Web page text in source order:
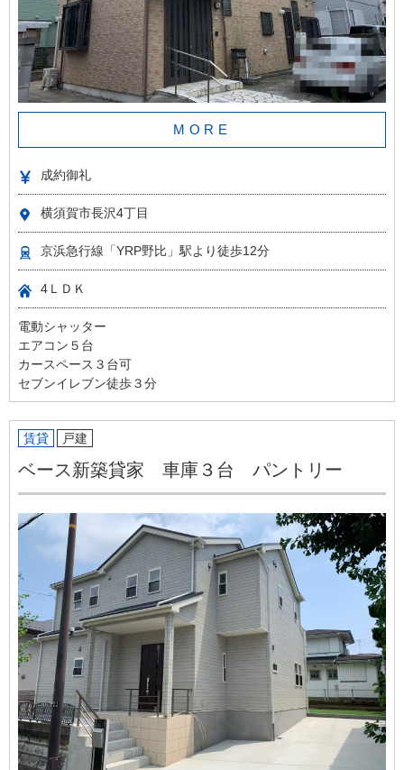
MORE
成約御礼
横須賀市長沢4丁目
京浜急行線「YRP野比」駅より徒歩12分
4ＬＤＫ
電動シャッター
エアコン５台
カースペース３台可
セブンイレブン徒歩３分
賃貸 戸建
ベース新築貸家 車庫３台 パントリー